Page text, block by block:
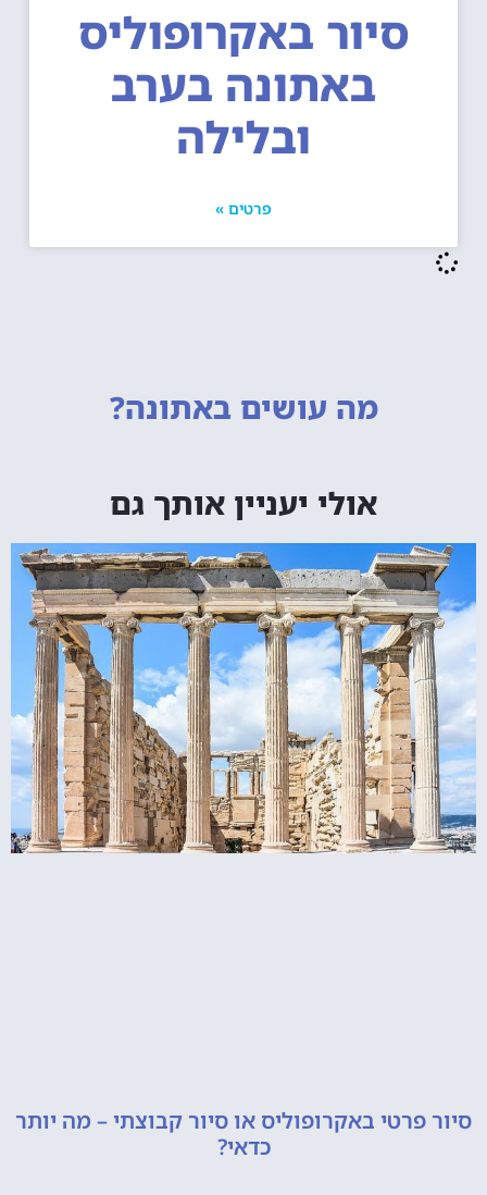
סיור באקרופוליס
באתונה בערב
ובלילה
פרטים »
מה עושים באתונה?
אולי יעניין אותך גם
סיור פרטי באקרופוליס או סיור קבוצתי – מה יותר
כדאי?